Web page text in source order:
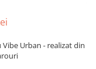
Urban - realizat din